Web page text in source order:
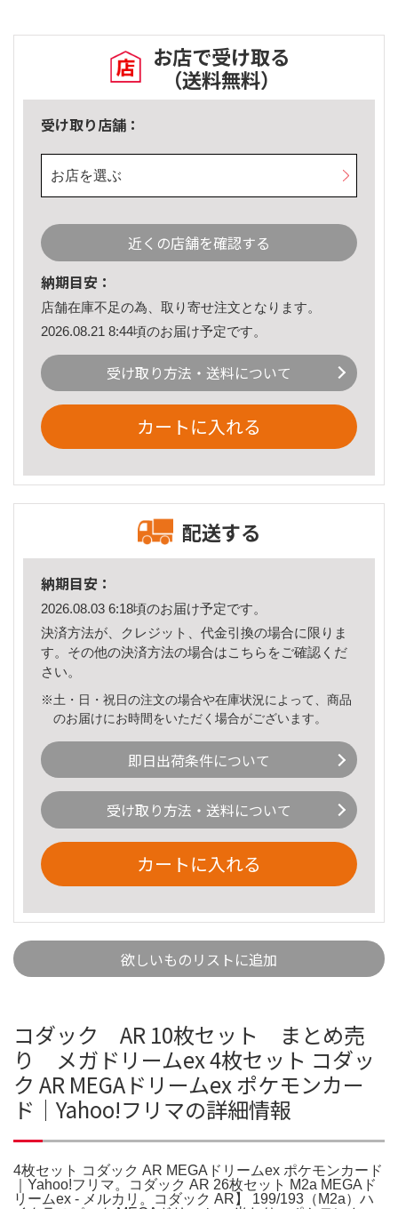
お店で受け取る
（送料無料）
受け取り店舗：
お店を選ぶ
近くの店舗を確認する
納期目安：
店舗在庫不足の為、取り寄せ注文となります。
2026.08.21 8:44頃のお届け予定です。
受け取り方法・送料について
カートに入れる
配送する
納期目安：
2026.08.03 6:18頃のお届け予定です。
決済方法が、クレジット、代金引換の場合に限りま
す。その他の決済方法の場合はこちら をご確認くだ
さい。
※土・日・祝日の注文の場合や在庫状況によって、商品
のお届けにお時間をいただく場合がございます。
即日出荷条件について
受け取り方法・送料について
カートに入れる
欲しいものリストに追加
コダック AR 10枚セット まとめ売
り メガドリームex 4枚セット コダッ
ク AR MEGAドリームex ポケモンカー
ド｜Yahoo!フリマの詳細情報
4枚セット コダック AR MEGAドリームex ポケモンカード
｜Yahoo!フリマ。コダック AR 26枚セット M2a MEGAド
リームex - メルカリ。コダック AR】 199/193（M2a）ハ